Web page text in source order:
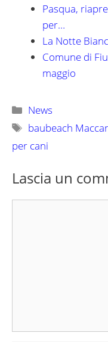
Pasqua,
per…
La Notte
Comune di
maggio
Categorie
News
Tag
baubeach
per cani
Lascia un